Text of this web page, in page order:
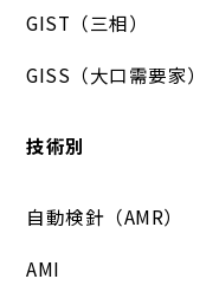
GIST（三相）
GISS（大口需要家）
技術別
自動検針（AMR）
AMI